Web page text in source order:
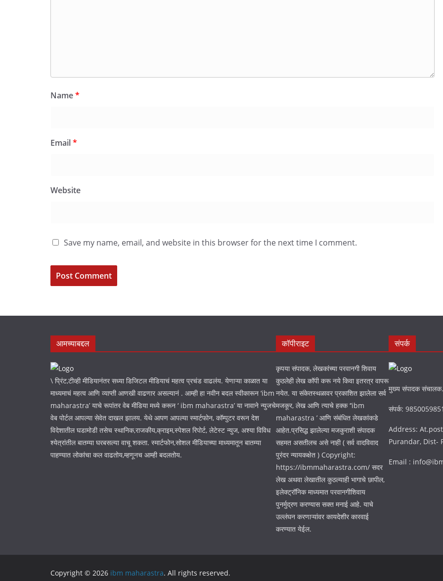
Name*
Email*
Website
Save my name, email, and website in this browser for the next time I comment.
आमच्याबद्दल
\ प्रिंट,टीव्ही मीडियानंतर सध्या डिजिटल मीडियाचं महत्व प्रचंड वाढलंय. येणाऱ्या काळात या
माध्यमाचं महत्व आणि व्याप्ती आणखी वाढणार असल्यानं . आम्ही हा नवीन बदल स्वीकारून ‘ibm
maharastra’ याचे रूपांतर वेब मीडिया मध्ये करून ‘ ibm maharastra’ या नावाने न्युजचे
वेब पोर्टल आपल्या सेवेत दाखल झालय. येथे आपण आपल्या स्मार्टफोन, कॉम्पुटर वरून देश
विदेशातील घडामोडी तसेच स्थानिक,राजकीय,क्राइम,स्पेशल रिपोर्ट, लेटेस्ट न्युज, अश्या विविध
श्येत्रांतील बातम्या घरबसल्या वाचू शकता. स्मार्टफोन,सोशल मीडियाच्या माध्यमातून बातम्या
पाहण्यात लोकांचा कल वाढतोय,म्हणूनच आम्ही बदलतोय.
कॉपीराइट
कृपया संपादक, लेखकांच्या परवानगी शिवाय
कुठलेही लेख कॉपी करू नये किवा इतरत्र वापरू
नयेत. या संकेतस्थळावर प्रकाशित झालेला सर्व
मजकूर, लेख आणि त्याचे हक्क ‘‘ibm
maharastra ’ आणि संबंधित लेखकांकडे
आहेत.प्रसिद्ध झालेल्या मजकुराशी संपादक
सहमत असतीलच असे नाही ( सर्व वादविवाद
पुरंदर न्यायकक्षेत ) Copyright:
https://ibmmaharastra.com/ सदर
लेख अथवा लेखातील कुठल्याही भागाचे छापील,
इलेक्ट्रॉनिक माध्यमात परवानगीशिवाय
पुनर्मुद्रण करण्यास सक्त मनाई आहे. याचे
उल्लंघन करणाऱ्यांवर कायदेशीर कारवाई
करण्यात येईल.
संपर्क
मुख्य संपादक
संपर्क:
Address:
Purandar, Dist-
Email :
Copyright © 2026 ibm maharastra. All rights reserved.